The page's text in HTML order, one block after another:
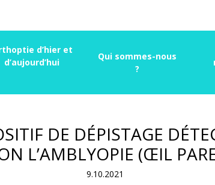
d’hier et
d’aujourd’hui
Qui sommes-nous
?
DE DÉPISTAGE
L’AMBLYOPIE (ŒIL
9.10.2021